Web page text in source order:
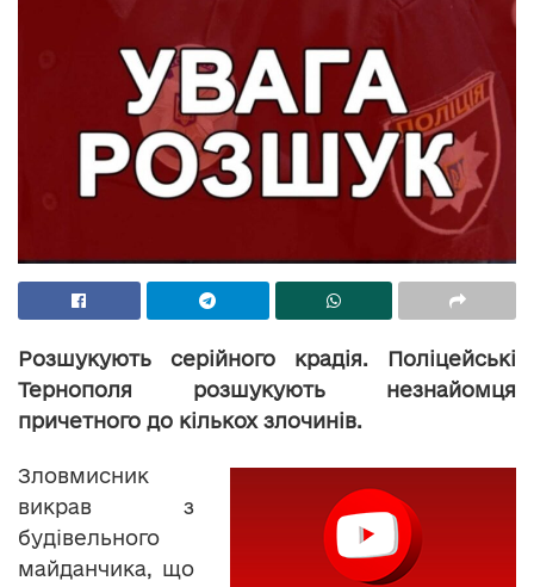
Розшукують серійного крадія. Поліцейські
Тернополя розшукують незнайомця
причетного до кількох злочинів.
Зловмисник
викрав з
будівельного
майданчика, що